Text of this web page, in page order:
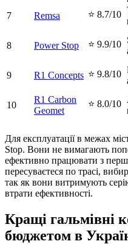
7
Remsa ⭐ 8.7/10
8 Power Stop ⭐ 9.9/10
9 R1 Concepts ⭐ 9.8/10
10
R1 Carbon
Geomet
⭐ 8.0/10
Для експлуатації в межах
Stop. Вони не вимагають
ефективно працювати з
пересуваєтеся по трасі,
так як вони витримують
втрати ефективності.
Кращі гальмівні
бюджетом в